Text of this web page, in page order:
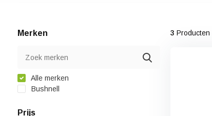
Merken
Alle merken
Bushnell
Prijs
3 Producten